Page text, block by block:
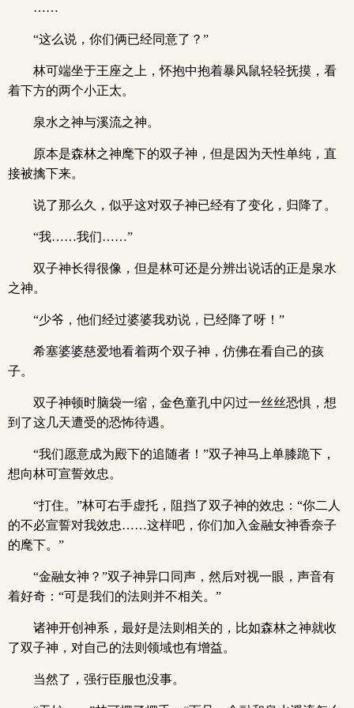
……
“这么说，你们俩已经同意了？”
林可端坐于王座之上，怀抱中抱着暴风鼠轻轻抚摸，看
着下方的两个小正太。
泉水之神与溪流之神。
原本是森林之神麾下的双子神，但是因为天性单纯，直
接被擒下来。
说了那么久，似乎这对双子神已经有了变化，归降了。
“我……我们……”
双子神长得很像，但是林可还是分辨出说话的正是泉水
之神。
“少爷，他们经过婆婆我劝说，已经降了呀！”
希塞婆婆慈爱地看着两个双子神，仿佛在看自己的孩
子。
双子神顿时脑袋一缩，金色童孔中闪过一丝丝恐惧，想
到了这几天遭受的恐怖待遇。
“我们愿意成为殿下的追随者！”双子神马上单膝跪下，
想向林可宣誓效忠。
“打住。”林可右手虚托，阻挡了双子神的效忠：“你二人
的不必宣誓对我效忠……这样吧，你们加入金融女神香奈子
的麾下。”
“金融女神？”双子神异口同声，然后对视一眼，声音有
着好奇：“可是我们的法则并不相关。”
诸神开创神系，最好是法则相关的，比如森林之神就收
了双子神，对自己的法则领域也有增益。
当然了，强行臣服也没事。